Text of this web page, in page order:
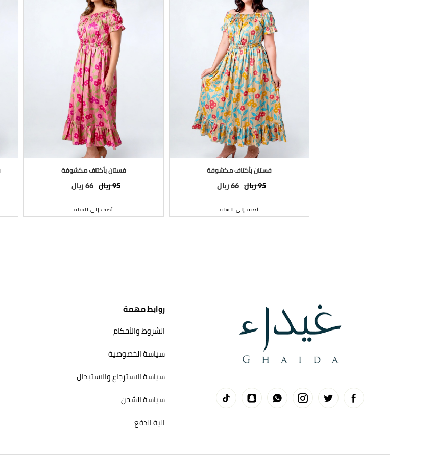
فستان بأكتاف مكشوفة
ريال95 ريال 66
أضف إلى السلة
فستان بأكتاف مكشوفة
ريال95 ريال 66
أضف إلى السلة
روابط مهمة
الشروط والأحكام
سياسة الخصوصية
سياسة الاسترجاع والاستبدال
سياسة الشحن
الية الدفع